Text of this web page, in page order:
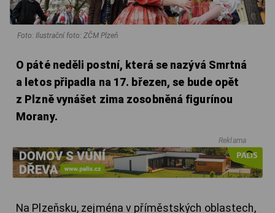
Foto: Ilustrační foto: ZČM Plzeň
O páté neděli postní, která se nazývá Smrtná
a letos připadla na 17. březen, se bude opět
z Plzně vynášet zima zosobněná figurínou
Morany.
Reklama
Na Plzeňsku, zejména v příměstských oblastech,